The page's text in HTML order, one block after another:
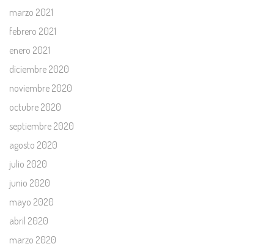
marzo 2021
febrero 2021
enero 2021
diciembre 2020
noviembre 2020
octubre 2020
septiembre 2020
agosto 2020
julio 2020
junio 2020
mayo 2020
abril 2020
marzo 2020